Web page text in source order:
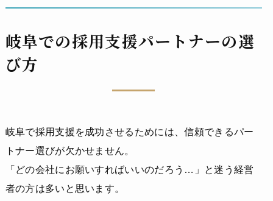
岐阜での採用支援パートナーの選
び方
岐阜で採用支援を成功させるためには、信頼できるパー
トナー選びが欠かせません。
「どの会社にお願いすればいいのだろう…」と迷う経営
者の方は多いと思います。